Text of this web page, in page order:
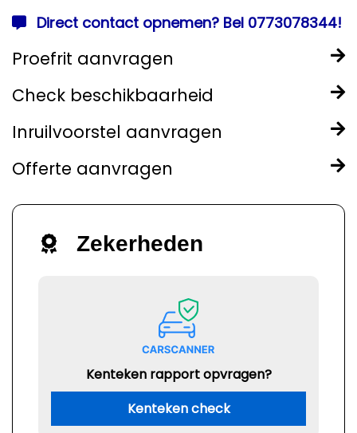
Direct contact opnemen? Bel 0773078344!
Proefrit aanvragen
Check beschikbaarheid
Inruilvoorstel aanvragen
Offerte aanvragen
Zekerheden
Kenteken rapport opvragen?
Kenteken check